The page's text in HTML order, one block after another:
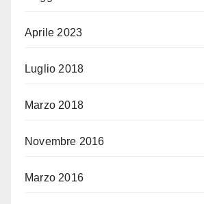
Aprile 2023
Luglio 2018
Marzo 2018
Novembre 2016
Marzo 2016